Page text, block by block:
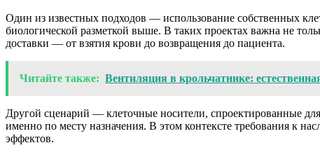
Один из известных подходов — использование собственных
биологической разметкой выше. В таких проектах важна не
доставки — от взятия крови до возвращения до пациента.
Читайте также: Вентиляция в крольчатнике:
Другой сценарий — клеточные носители, спроектированные
именно по месту назначения. В этом контексте требования к
эффектов.